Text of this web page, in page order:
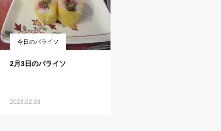
今日のパライソ
2月3日のパライソ
2023.02.03